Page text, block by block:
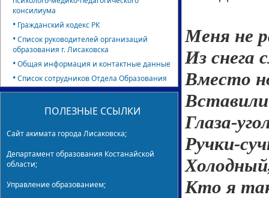
консилиума
• Гражданский кодекс РК
•Список руководителей организаций
образования г. Лисаковска
•Общая информация и контактные данные
•Список сотрудников Отдела Образования
ПОЛЕЗНЫЕ ССЫЛКИ
Сайт акимата города Лисаковска;
Департамент образования Костанайской
области;
Управление образованием;
Меня не
Из снега
Вместо
Глаза-
Ручки-
Кто я